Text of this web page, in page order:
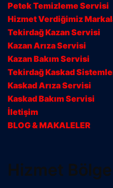
Petek Temizleme Servisi
Hizmet Verdiğimiz
Tekirdağ Kazan Servisi
Kazan Arıza Servisi
Kazan Bakım Servisi
Tekirdağ Kaskad
Kaskad Arıza Servisi
Kaskad Bakım Servisi
İletişim
BLOG & MAKALELER
Hizmet